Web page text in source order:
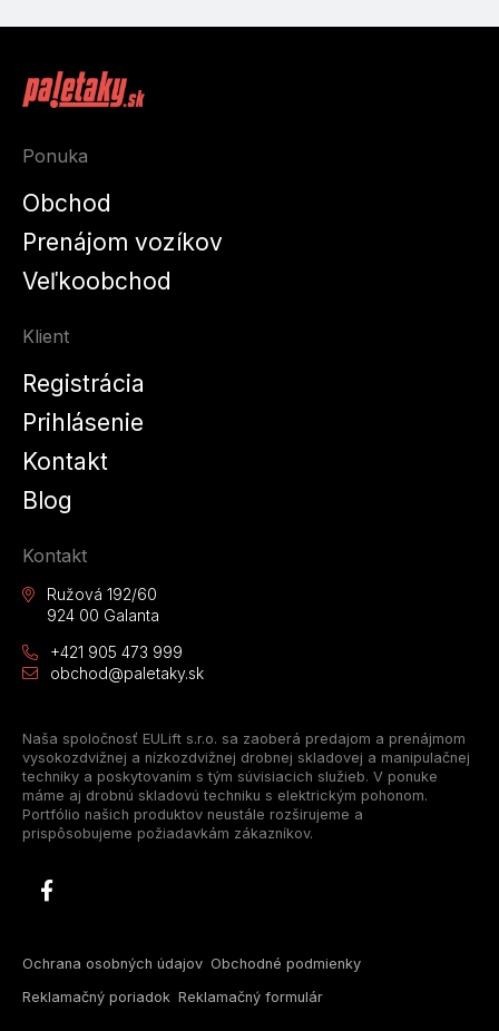
Ponuka
Obchod
Prenájom vozíkov
Veľkoobchod
Klient
Registrácia
Prihlásenie
Kontakt
Blog
Kontakt
Ružová 192/60
924 00 Galanta
+421 905 473 999
obchod@paletaky.sk
Naša spoločnosť EULift s.r.o. sa zaoberá predajom a prenájmom
vysokozdvižnej a nízkozdvižnej drobnej skladovej a manipulačnej
techniky a poskytovaním s tým súvisiacich služieb. V ponuke
máme aj drobnú skladovú techniku s elektrickým pohonom.
Portfólio našich produktov neustále rozširujeme a
prispôsobujeme požiadavkám zákazníkov.
Ochrana osobných údajov Obchodné podmienky
Reklamačný poriadok Reklamačný formulár